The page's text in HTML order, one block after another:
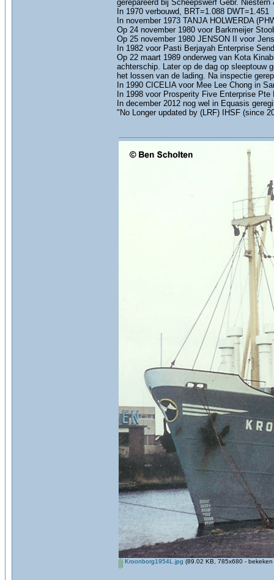
gerepareerd bij Scheepswerf Gebr. Niestern
In 1970 verbouwd, BRT=1.088 DWT=1.451
In november 1973 TANJA HOLWERDA
Op 24 november 1980 voor Barkmeijer
Op 25 november 1980 JENSON II voor
In 1982 voor Pasti Berjayah Enterprise
Op 22 maart 1989 onderweg van Kota
achterschip. Later op de dag op sleeptouw
het lossen van de lading. Na inspectie
In 1990 CICELIA voor Mee Lee Chong in
In 1998 voor Prosperity Five Enterprise
In december 2012 nog wel in Equasis
"No Longer updated by (LRF) IHSF (since
Kroonborg1954L.jpg (89.02 KB, 785x680 - bekeken